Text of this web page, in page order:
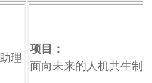
理
项目：
面向未来的人机共生制